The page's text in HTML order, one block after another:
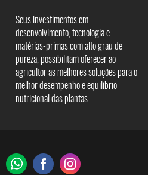
Seus investimentos em
desenvolvimento, tecnologia e
matérias-primas com alto grau de
pureza, possibilitam oferecer ao
agricultor as melhores soluções para o
melhor desempenho e equilíbrio
nutricional das plantas.